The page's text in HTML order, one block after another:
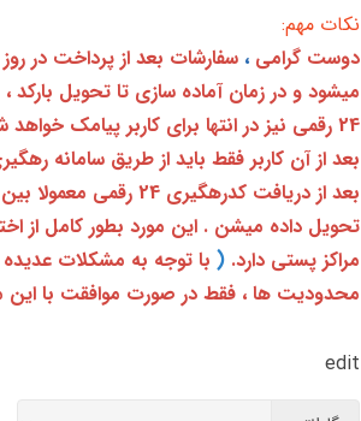
نکات مهم:
دوست گرامی ، سفارشات بعد از پرداخت در
میشود و در زمان آماده سازی تا تحویل
24 رقمی نیز در انتها برای کاربر پیامک خواهد شد
تحویل داده میشن . این مورد بطور کامل از
مراکز پستی دارد. ( با توجه به مشکلات
محدودیت ها ، فقط در صورت موافقت با این
edit